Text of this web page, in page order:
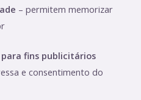
– permitem memorizar
fins publicitários
e consentimento do